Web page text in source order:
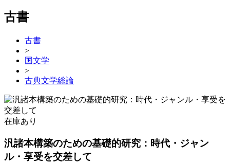
古書
古書
>
国文学
>
古典文学総論
在庫あり
汎諸本構築のための基礎的研究：時代・ジャン
ル・享受を交差して